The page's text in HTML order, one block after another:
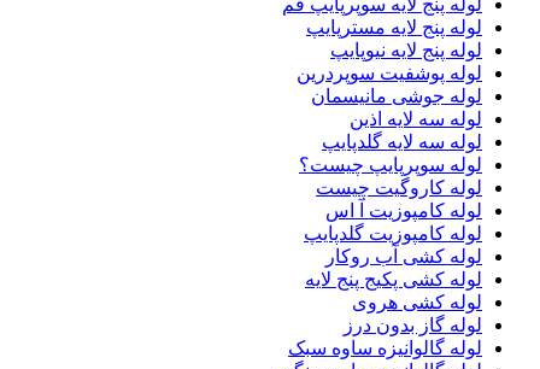
لوله پنج لایه مسترپایپ
لوله پنج لایه نیوپایپ
لوله پوشفیت سوپردرین
لوله جوشی مانیسمان
لوله سه لایه اذین
لوله سه لایه گلدپایپ
لوله سوپرپایپ چیست؟
لوله کاروگیت چیست
لوله کامپوزیت آ اس
لوله کامپوزیت گلدپایپ
لوله کشی آب روکار
لوله کشی پکیج پنج لایه
لوله کشی هروی
لوله گاز بدون درز
لوله گالوانیزه ساوه سبک